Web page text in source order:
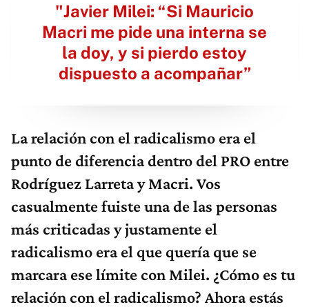
"Javier Milei: “Si Mauricio
Macri me pide una interna se
la doy, y si pierdo estoy
dispuesto a acompañar”
La relación con el radicalismo era el
punto de diferencia dentro del PRO entre
Rodríguez Larreta y Macri. Vos
casualmente fuiste una de las personas
más criticadas y justamente el
radicalismo era el que quería que se
marcara ese límite con Milei. ¿Cómo es tu
relación con el radicalismo? Ahora estás